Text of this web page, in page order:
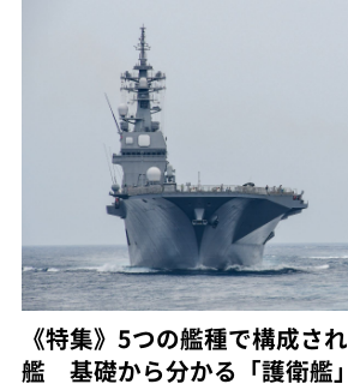
《特集》5つの艦種で構成さ
艦 基礎から分かる「護衛艦